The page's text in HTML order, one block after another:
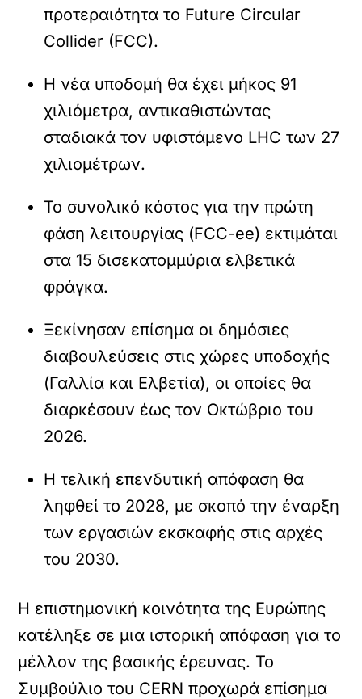
προτεραιότητα το Future Circular
Collider (FCC).
Η νέα υποδομή θα έχει μήκος 91
χιλιόμετρα, αντικαθιστώντας
σταδιακά τον υφιστάμενο LHC των 27
χιλιομέτρων.
Το συνολικό κόστος για την πρώτη
φάση λειτουργίας (FCC-ee) εκτιμάται
στα 15 δισεκατομμύρια ελβετικά
φράγκα.
Ξεκίνησαν επίσημα οι δημόσιες
διαβουλεύσεις στις χώρες υποδοχής
(Γαλλία και Ελβετία), οι οποίες θα
διαρκέσουν έως τον Οκτώβριο του
2026.
Η τελική επενδυτική απόφαση θα
ληφθεί το 2028, με σκοπό την έναρξη
των εργασιών εκσκαφής στις αρχές
του 2030.
Η επιστημονική κοινότητα της Ευρώπης
κατέληξε σε μια ιστορική απόφαση για το
μέλλον της βασικής έρευνας. Το
Συμβούλιο του CERN προχωρά επίσημα